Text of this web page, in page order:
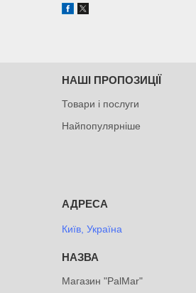
НАШІ ПРОПОЗИЦІЇ
Товари і послуги
Найпопулярніше
Київ, Україна
Магазин "PalMar"